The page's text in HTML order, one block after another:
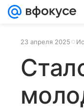
23 апреля 2025